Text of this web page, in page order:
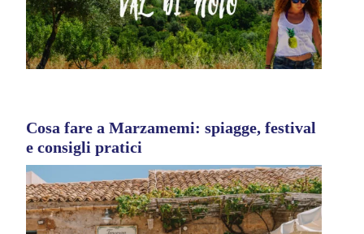
Cosa fare a Marzamemi: spiagge, festival
e consigli pratici